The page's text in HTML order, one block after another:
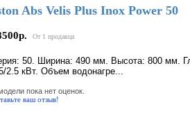
Abs Velis Plus Inox Power 50
От 1 продавца
50. Ширина: 490 мм. Высота: 800 мм.
2.5 кВт. Объем водонагре...
пока нет оценок.
ваш отзыв!